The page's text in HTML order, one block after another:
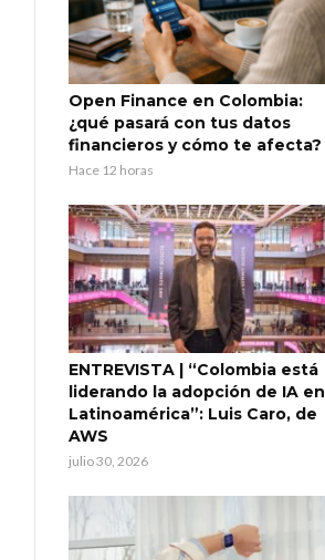
Open Finance en Colombia:
¿qué pasará con tus datos
financieros y cómo te afecta?
Hace 12 horas
ENTREVISTA | “Colombia está
liderando la adopción de IA en
Latinoamérica”: Luis Caro, de
AWS
julio 30, 2026